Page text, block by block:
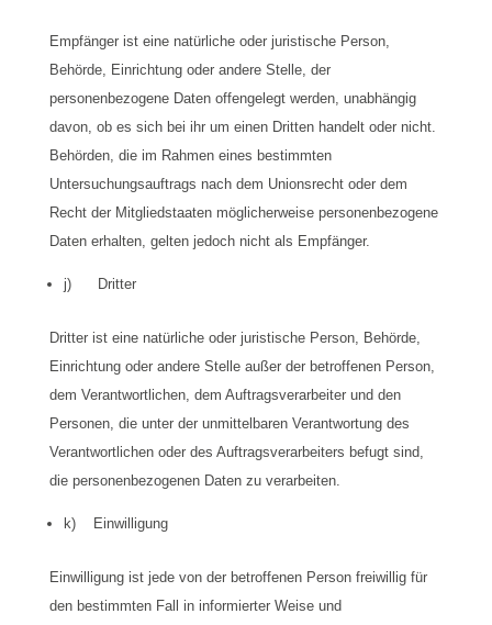
Empfänger ist eine natürliche oder juristische Person,
Behörde, Einrichtung oder andere Stelle, der
personenbezogene Daten offengelegt werden, unabhängig
davon, ob es sich bei ihr um einen Dritten handelt oder nicht.
Behörden, die im Rahmen eines bestimmten
Untersuchungsauftrags nach dem Unionsrecht oder dem
Recht der Mitgliedstaaten möglicherweise personenbezogene
Daten erhalten, gelten jedoch nicht als Empfänger.
j) Dritter
Dritter ist eine natürliche oder juristische Person, Behörde,
Einrichtung oder andere Stelle außer der betroffenen Person,
dem Verantwortlichen, dem Auftragsverarbeiter und den
Personen, die unter der unmittelbaren Verantwortung des
Verantwortlichen oder des Auftragsverarbeiters befugt sind,
die personenbezogenen Daten zu verarbeiten.
k) Einwilligung
Einwilligung ist jede von der betroffenen Person freiwillig für
den bestimmten Fall in informierter Weise und